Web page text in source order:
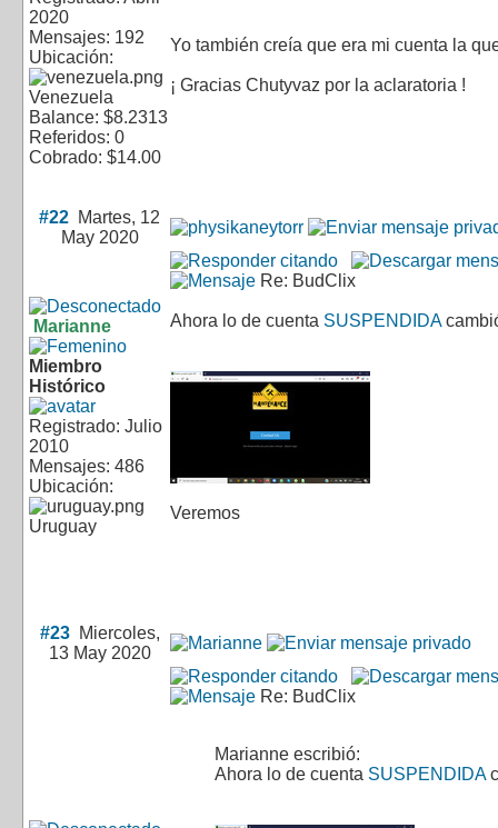
2020
Mensajes: 192
Ubicación:
Venezuela
Balance: $8.2313
Referidos: 0
Cobrado: $14.00
Yo también creía que era mi cuenta la
¡ Gracias Chutyvaz por la aclaratoria !
#22 Martes, 12
May 2020
Marianne
Miembro
Histórico
Registrado: Julio
2010
Mensajes: 486
Ubicación:
Uruguay
Re: BudClix
Ahora lo de cuenta SUSPENDIDA
Veremos
#23Miercoles,
13 May 2020
Re: BudClix
Marianne escribió:
Ahora lo de cuenta SUSPENDIDA